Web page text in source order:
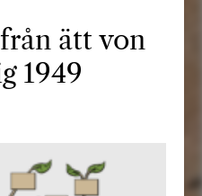
ätt von
1949